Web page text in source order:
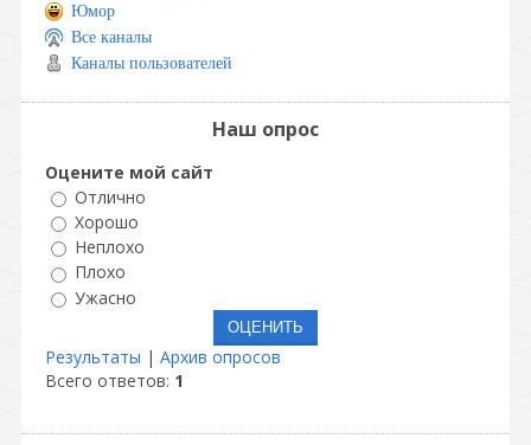
Юмор
Все каналы
Каналы пользователей
Наш опрос
Оцените мой сайт
Отлично
Хорошо
Неплохо
Плохо
Ужасно
Результаты | Архив опросов
Всего ответов: 1